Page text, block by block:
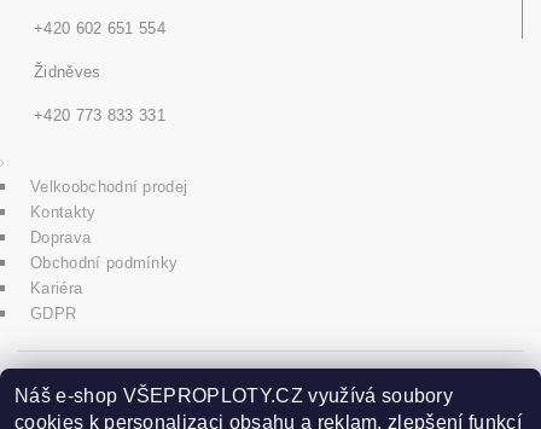
+420 602 651 554
Židněves
+420 773 833 331
Velkoobchodní prodej
Kontakty
Doprava
Obchodní podmínky
Kariéra
GDPR
icons8.com
Náš e-shop VŠEPROPLOTY.CZ využívá soubory
cookies k personalizaci obsahu a reklam, zlepšení funkcí